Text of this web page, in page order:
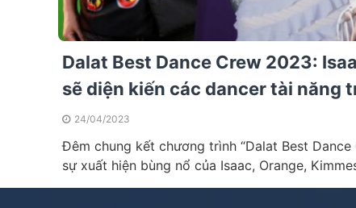
Dalat Best Dance Crew 2023:
sẽ diện kiến các dancer tài năng
24/04/2023
Đêm chung kết chương trình “Dalat Best
sự xuất hiện bùng nổ của Isaac, Orange,